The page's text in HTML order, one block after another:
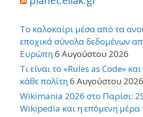
Το καλοκαίρι μέσα από τα
εποχικά σύνολα δεδομένων
Ευρώπη6 Αυγούστου 2026
Τι είναι το «Rules as Code»
κάθε πολίτη6 Αυγούστου 2026
Wikimania 2026 στο Παρίσι:
Wikipedia και η επόμενη μέρα